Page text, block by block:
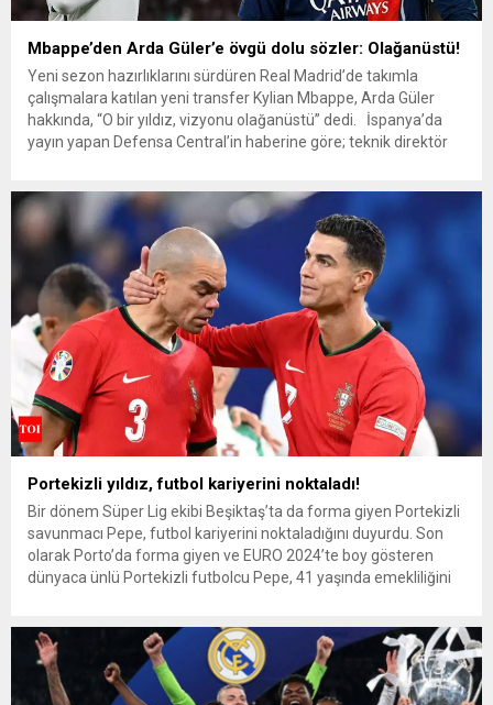
Mbappe’den Arda Güler’e övgü dolu sözler: Olağanüstü!
Yeni sezon hazırlıklarını sürdüren Real Madrid’de takımla
çalışmalara katılan yeni transfer Kylian Mbappe, Arda Güler
hakkında, “O bir yıldız, vizyonu olağanüstü” dedi. İspanya’da
yayın yapan Defensa Central’in haberine göre; teknik direktör
Portekizli yıldız, futbol kariyerini noktaladı!
Bir dönem Süper Lig ekibi Beşiktaş’ta da forma giyen Portekizli
savunmacı Pepe, futbol kariyerini noktaladığını duyurdu. Son
olarak Porto’da forma giyen ve EURO 2024’te boy gösteren
dünyaca ünlü Portekizli futbolcu Pepe, 41 yaşında emekliliğini